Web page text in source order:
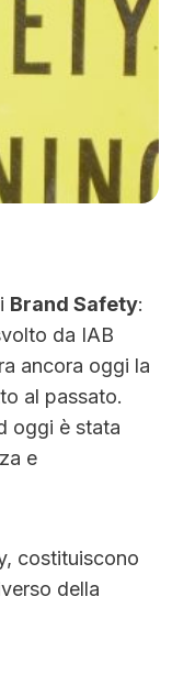
Brand Safety:
da IAB
ancora oggi la
al passato.
oggi è stata
e
costituiscono
della